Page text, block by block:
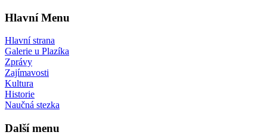
Hlavní Menu
Hlavní strana
Galerie u Plazíka
Zprávy
Zajímavosti
Kultura
Historie
Naučná stezka
Další menu